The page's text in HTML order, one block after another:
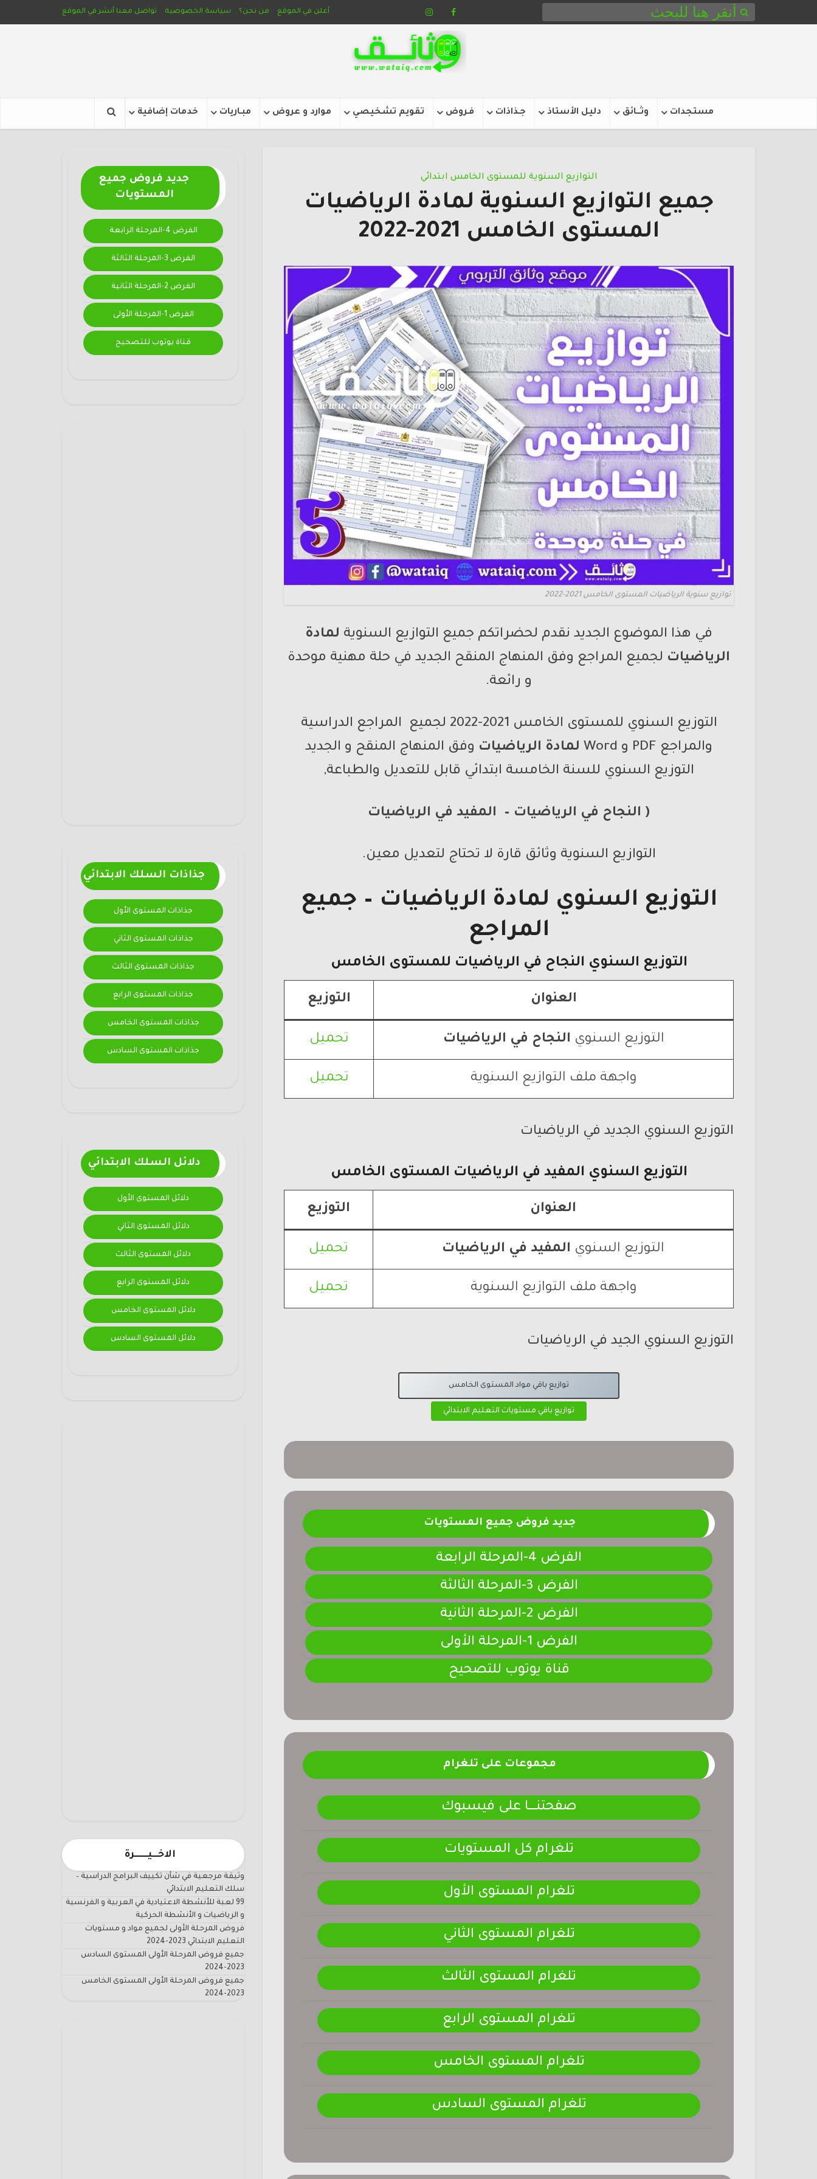
أعلن في الموقع من نحن؟ سياسة الخصوصية تواصل معنا أنشر في الموقع
مستجدات وثـــائق دليل الأستاذ جـذاذات فـروض تقويم تشخيصي موارد و عروض مبـاريات خدمات إضافية
جديد فروض جميع
المستويات
الفرض 4-المرحلة الرابعة
الفرض 3-المرحلة الثالثة
الفرض 2-المرحلة الثانية
الفرض 1-المرحلة الأولى
قناة يوتوب للتصحيح
جذاذات السلك الابتدائي
جذاذات المستوى الأول
جذاذات المستوى الثاني
جذاذات المستوى الثالث
جذاذات المستوى الرابع
جذاذات المستوى الخامس
جذاذات المستوى السادس
دلائل السلك الابتدائي
دلائل المستوى الأول
دلائل المستوى الثاني
دلائل المستوى الثالث
دلائل المستوى الرابع
دلائل المستوى الخامس
دلائل المستوى السادس
الاخـــيـــــــرة
وثيقة مرجعية في شأن تكييف البرامج الدراسية –
سلك التعليم الابتدائي
99 لعبة للأنشطة الاعتيادية في العربية و الفرنسية
و الرياضيات و الأنشطة الحركية
فروض المرحلة الأولى لجميع مواد و مستويات
التعليم الابتدائي 2023-2024
جميع فروض المرحلة الأولى المستوى السادس
2023-2024
جميع فروض المرحلة الأولى المستوى الخامس
2023-2024
التوازيع السنوية للمستوى الخامس ابتدائي
جميع التوازيع السنوية لمادة الرياضيات
المستوى الخامس 2021-2022
توازيع سنوية الرياضيات المستوى الخامس 2021-2022
في هذا الموضوع الجديد نقدم لحضراتكم جميع التوازيع السنوية لمادة
الرياضيات لجميع المراجع وفق المنهاج المنقح الجديد في حلة مهنية موحدة
و رائعة.
التوزيع السنوي للمستوى الخامس 2021-2022 لجميع المراجع الدراسية
والمراجع PDF و Word
لمادة الرياضيات وفق المنهاج المنقح و الجديد
التوزيع السنوي للسنة الخامسة ابتدائي قابل للتعديل والطباعة,
( النجاح في الرياضيات – المفيد في الرياضيات
التوازيع السنوية وثائق قارة لا تحتاج لتعديل معين.
التوزيع السنوي لمادة الرياضيات – جميع
المراجع
التوزيع السنوي النجاح في الرياضيات للمستوى الخامس
العنوان التوزيع
التوزيع السنوي النجاح في الرياضيات تحميل
واجهة ملف التوازيع السنوية تحميل
التوزيع السنوي الجديد في الرياضيات
التوزيع السنوي المفيد في الرياضيات المستوى الخامس
العنوان التوزيع
التوزيع السنوي المفيد في الرياضيات تحميل
واجهة ملف التوازيع السنوية تحميل
التوزيع السنوي الجيد في الرياضيات
توازيع باقي مواد المستوى الخامس
توازيع باقي مستويات التعليم الابتدائي
جديد فروض جميع المستويات
الفرض 4-المرحلة الرابعة
الفرض 3-المرحلة الثالثة
الفرض 2-المرحلة الثانية
الفرض 1-المرحلة الأولى
قناة يوتوب للتصحيح
مجموعات على تلغرام
صفحتنــــــا على فيسبوك
تلغرام كل المستويات
تلغرام المستوى الأول
تلغرام المستوى الثاني
تلغرام المستوى الثالث
تلغرام المستوى الرابع
تلغرام المستوى الخامس
تلغرام المستوى السادس